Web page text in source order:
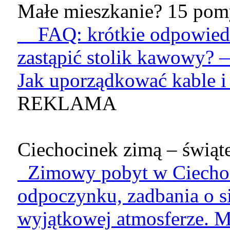
Małe mieszkanie? 15
FAQ: krótkie
zastąpić stolik
Jak uporządkować kable
REKLAMA
Ciechocinek zimą –
Zimowy pobyt w
odpoczynku, zadbania o
wyjątkowej atmosferze.